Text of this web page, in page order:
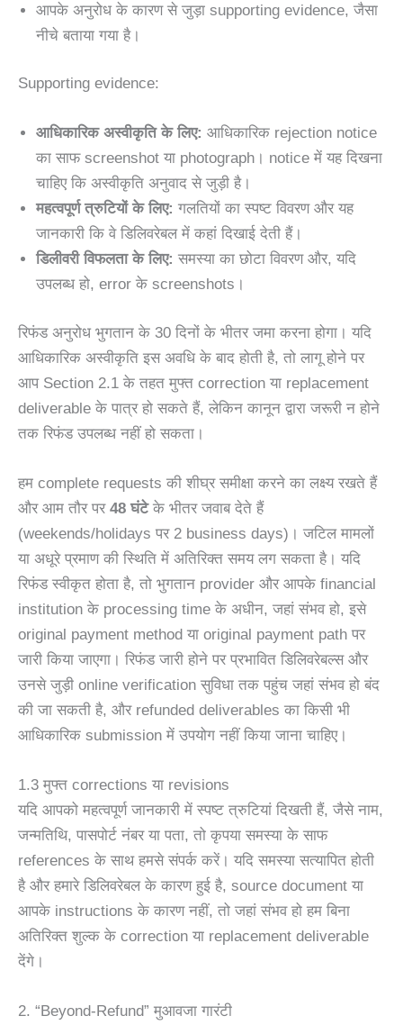
आपके अनुरोध के कारण से जुड़ा supporting evidence, जैसा
नीचे बताया गया है।
Supporting evidence:
आधिकारिक अस्वीकृति के लिए: आधिकारिक rejection notice
का साफ screenshot या photograph। notice में यह दिखना
चाहिए कि अस्वीकृति अनुवाद से जुड़ी है।
महत्वपूर्ण त्रुटियों के लिए: गलतियों का स्पष्ट विवरण और यह
जानकारी कि वे डिलिवरेबल में कहां दिखाई देती हैं।
डिलीवरी विफलता के लिए: समस्या का छोटा विवरण और, यदि
उपलब्ध हो, error के screenshots।
रिफंड अनुरोध भुगतान के 30 दिनों के भीतर जमा करना होगा। यदि
आधिकारिक अस्वीकृति इस अवधि के बाद होती है, तो लागू होने पर
आप Section 2.1 के तहत मुफ्त correction या replacement
deliverable के पात्र हो सकते हैं, लेकिन कानून द्वारा जरूरी न होने
तक रिफंड उपलब्ध नहीं हो सकता।
हम complete requests की शीघ्र समीक्षा करने का लक्ष्य रखते हैं
और आम तौर पर 48 घंटेके भीतर जवाब देते हैं
(weekends/holidays पर 2 business days)। जटिल मामलों
या अधूरे प्रमाण की स्थिति में अतिरिक्त समय लग सकता है। यदि
रिफंड स्वीकृत होता है, तो भुगतान provider और आपके financial
institution के processing time के अधीन, जहां संभव हो, इसे
original payment method या original payment path पर
जारी किया जाएगा। रिफंड जारी होने पर प्रभावित डिलिवरेबल्स और
उनसे जुड़ी online verification सुविधा तक पहुंच जहां संभव हो बंद
की जा सकती है, और refunded deliverables का किसी भी
आधिकारिक submission में उपयोग नहीं किया जाना चाहिए।
1.3 मुफ्त corrections या revisions
यदि आपको महत्वपूर्ण जानकारी में स्पष्ट त्रुटियां दिखती हैं, जैसे नाम,
जन्मतिथि, पासपोर्ट नंबर या पता, तो कृपया समस्या के साफ
references के साथ हमसे संपर्क करें। यदि समस्या सत्यापित होती
है और हमारे डिलिवरेबल के कारण हुई है, source document या
आपके instructions के कारण नहीं, तो जहां संभव हो हम बिना
अतिरिक्त शुल्क के correction या replacement deliverable
देंगे।
2. “Beyond-Refund” मुआवजा गारंटी